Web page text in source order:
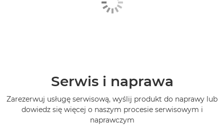
Serwis i naprawa
Zarezerwuj usługę serwisową, wyślij produkt do naprawy lub
dowiedz się więcej o naszym procesie serwisowym i
naprawczym